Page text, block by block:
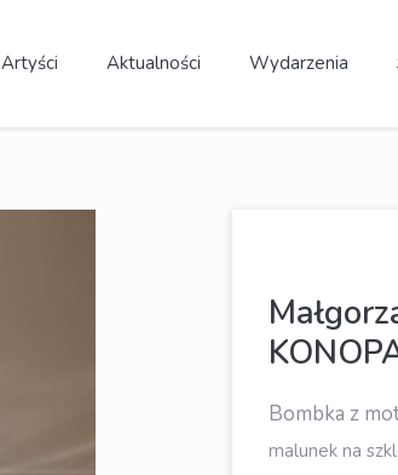
Artyści Aktualności Wydarzenia
Bombka z
malunek na